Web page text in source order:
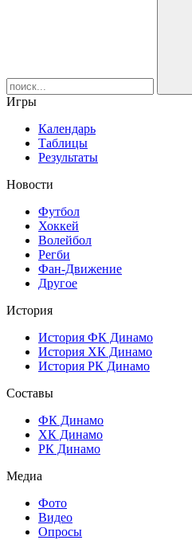
Игры
Календарь
Таблицы
Результаты
Новости
Футбол
Хоккей
Волейбол
Регби
Фан-Движение
Другое
История
История ФК Динамо
История ХК Динамо
История РК Динамо
Составы
ФК Динамо
ХК Динамо
РК Динамо
Медиа
Фото
Видео
Опросы